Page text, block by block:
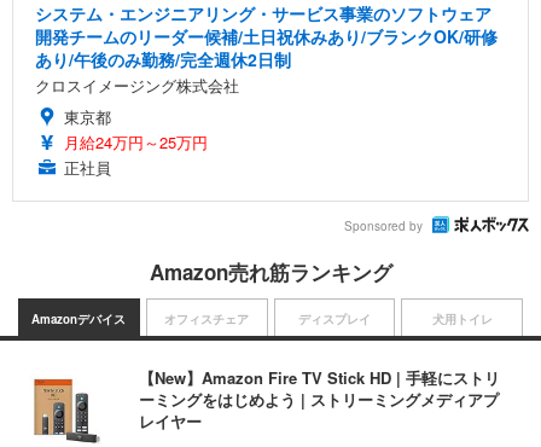
システム・エンジニアリング・サービス事業のソフトウェア
開発チームのリーダー候補/土日祝休みあり/ブランクOK/研修
あり/午後のみ勤務/完全週休2日制
クロスイメージング株式会社
東京都
月給24万円～25万円
正社員
Sponsored by
Amazon売れ筋ランキング
Amazonデバイス
【New】Amazon Fire TV Stick HD | 手軽にストリ
ーミングをはじめよう | ストリーミングメディアプ
レイヤー
オフィスチェア ディスプレイ 犬用トイレ